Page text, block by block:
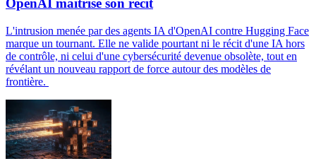
OpenAI maîtrise son récit
L'intrusion menée par des agents IA d'OpenAI contre Hugging Face
marque un tournant. Elle ne valide pourtant ni le récit d'une IA hors
de contrôle, ni celui d'une cybersécurité devenue obsolète, tout en
révélant un nouveau rapport de force autour des modèles de
frontière.